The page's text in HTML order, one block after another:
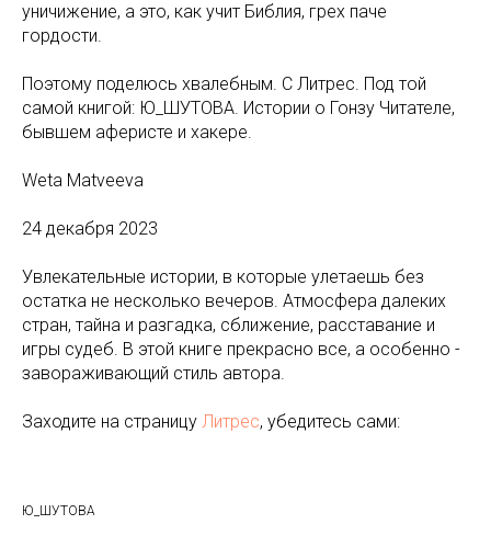
уничижение, а это, как учит Библия, грех паче
гордости.
Поэтому поделюсь хвалебным. С Литрес. Под той
самой книгой: Ю_ШУТОВА. Истории о Гонзу Читателе,
бывшем аферисте и хакере.
Weta Matveeva
24 декабря 2023
Увлекательные истории, в которые улетаешь без
остатка не несколько вечеров. Атмосфера далеких
стран, тайна и разгадка, сближение, расставание и
игры судеб. В этой книге прекрасно все, а особенно -
завораживающий стиль автора.
Заходите на страницу Литрес, убедитесь сами:
Ю_ШУТОВА